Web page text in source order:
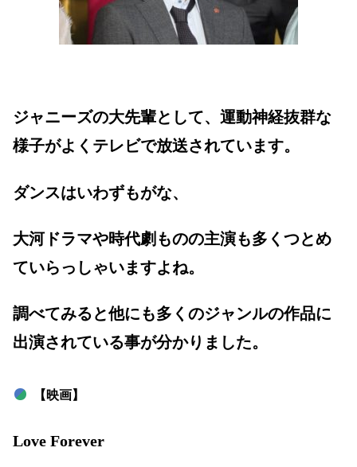
ジャニーズの大先輩として、運動神経抜群な
様子がよくテレビで放送されています。
ダンスはいわずもがな、
大河ドラマや時代劇ものの主演も多くつとめ
ていらっしゃいますよね。
調べてみると他にも多くのジャンルの作品に
出演されている事が分かりました。
【映画】
Love Forever